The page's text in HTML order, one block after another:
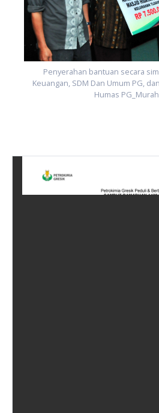
Penyerahan bantuan secara
Keuangan, SDM Dan Umum PG,
Humas